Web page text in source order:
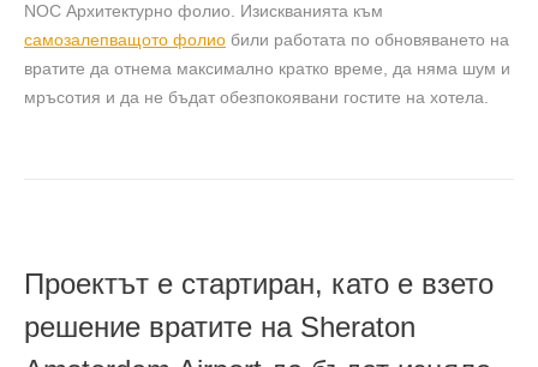
NOC Архитектурно фолио. Изискванията към
самозалепващото фолио били работата по обновяването на
вратите да отнема максимално кратко време, да няма шум и
мръсотия и да не бъдат обезпокоявани гостите на хотела.
Проектът е стартиран, като е взето
решение вратите на Sheraton